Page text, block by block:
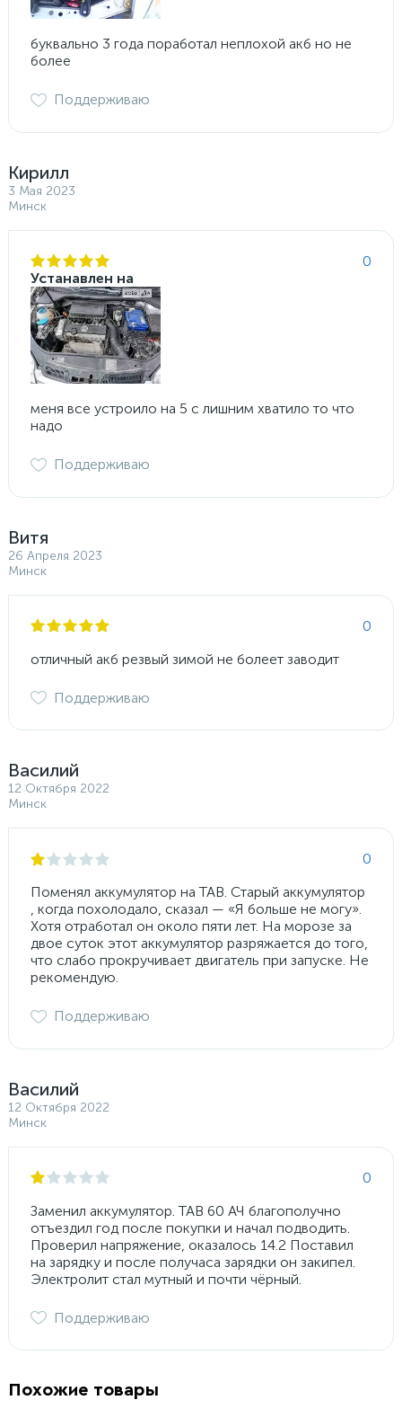
буквально 3 года поработал неплохой акб но не
более
Поддерживаю
Кирилл
3 Мая 2023
Минск
0
Устанавлен на
меня все устроило на 5 с лишним хватило то что
надо
Поддерживаю
Витя
26 Апреля 2023
Минск
0
отличный акб резвый зимой не болеет заводит
Поддерживаю
Василий
12 Октября 2022
Минск
0
Поменял аккумулятор на TAB. Старый аккумулятор
, когда похолодало, сказал — «Я больше не могу».
Хотя отработал он около пяти лет. На морозе за
двое суток этот аккумулятор разряжается до того,
что слабо прокручивает двигатель при запуске. Не
рекомендую.
Поддерживаю
Василий
12 Октября 2022
Минск
0
Заменил аккумулятор. TAB 60 АЧ благополучно
отъездил год после покупки и начал подводить.
Проверил напряжение, оказалось 14.2 Поставил
на зарядку и после получаса зарядки он закипел.
Электролит стал мутный и почти чёрный.
Поддерживаю
Похожие товары